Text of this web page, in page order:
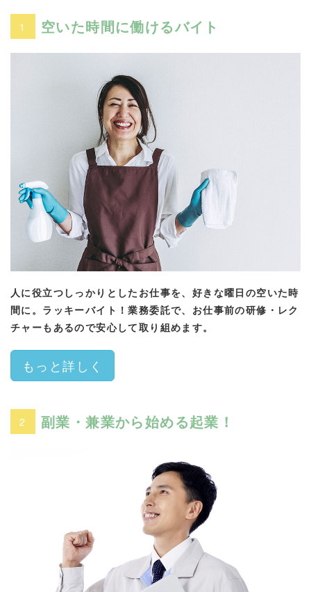
1 空いた時間に働けるバイト
人に役立つしっかりとしたお仕事を、好きな曜日の空いた時
間に。ラッキーバイト！業務委託で、お仕事前の研修・レク
チャーもあるので安心して取り組めます。
もっと詳しく
2 副業・兼業から始める起業！